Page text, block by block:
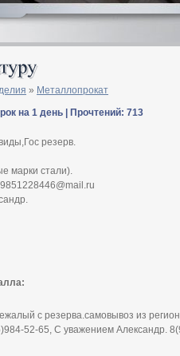
» Металлопрокат
на 1 день | Прочтений: 713
резерв.
марки стали).
с резерва.самовывоз из
52-65, С уважением Александр.